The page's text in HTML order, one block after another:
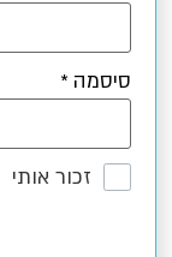
סיסמה*
זכור אותי